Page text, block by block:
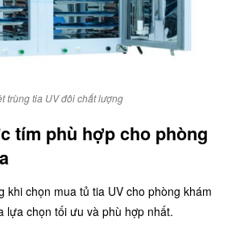
trùng tia UV đôi chất lượng
tím phù hợp cho phòng
khi chọn mua tủ tia UV cho phòng khám
lựa chọn tối ưu và phù hợp nhất.